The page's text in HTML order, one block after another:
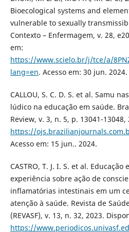
Bioecological systems and
vulnerable to sexually
Contexto – Enfermagem, v. 28,
em:
https://www.scielo.br/j/tce/a/
lang=en. Acesso em: 30 jun. 2024.
CALLOU, S. C. D. S. et al. Samu
lúdico na educação em saúde.
Review, v. 3, n. 5, p. 13041-
https://
Acesso em: 15 jun.. 2024.
CASTRO, T. J. I. S. et al.
experiência sobre ação de
inflamatórias intestinais em um
atenção à saúde. Revista de
(REVASF), v. 13, n. 32, 2023.
https://